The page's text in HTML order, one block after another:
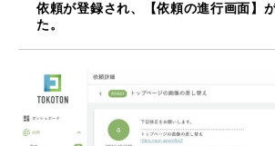
依頼が登録され、【依頼の進行画面】
た。